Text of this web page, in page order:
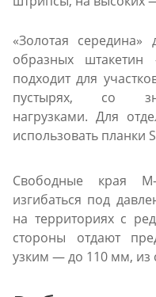
«Золотая
образных
подходит для
пустырях, со
нагрузками. Для
использовать планки
Свободные края М-
изгибаться под
на территориях с
стороны отдают
узким — до 110 мм, из